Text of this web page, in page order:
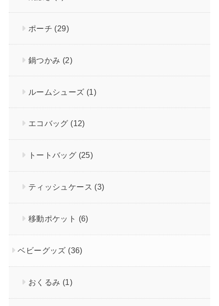
ポーチ (29)
鍋つかみ (2)
ルームシューズ (1)
エコバッグ (12)
トートバッグ (25)
ティッシュケース (3)
移動ポケット (6)
ベビーグッズ (36)
おくるみ (1)